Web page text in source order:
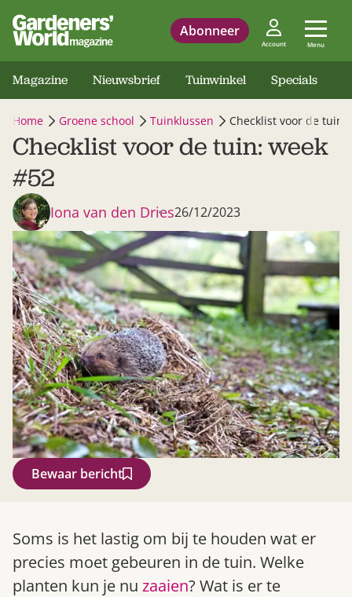
Abonneer
Account Menu
Magazine Nieuwsbrief Tuinwinkel Specials
Home Groene school Tuinklussen Checklist voor de tuin:
Checklist voor de tuin: week
#52
Iona van den Dries26/12/2023
Bewaar bericht
Soms is het lastig om bij te houden wat er
precies moet gebeuren in de tuin. Welke
planten kun je nu zaaien? Wat is er te